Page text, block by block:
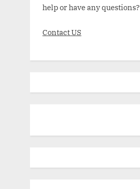
help or have any questions?
Contact US